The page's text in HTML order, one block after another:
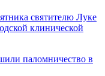
святителю Луке
клинической